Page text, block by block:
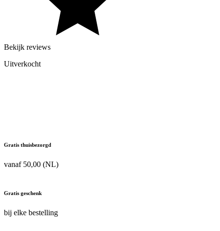
Bekijk reviews
Uitverkocht
Gratis thuisbezorgd
vanaf 50,00 (NL)
Gratis geschenk
bij elke bestelling